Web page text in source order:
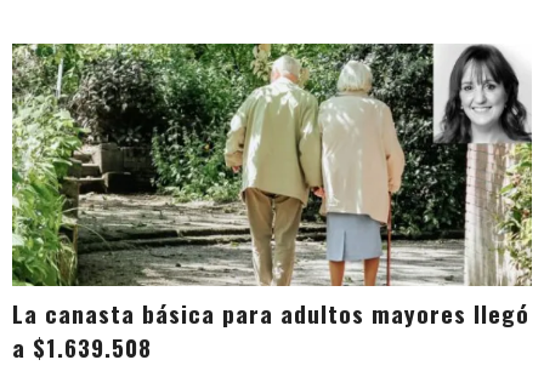
La canasta básica para adultos mayores llegó
a $1.639.508